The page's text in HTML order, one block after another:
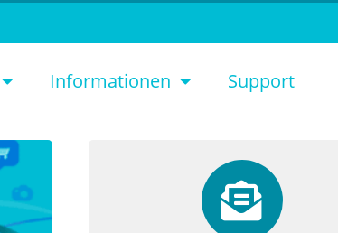
Informationen Support